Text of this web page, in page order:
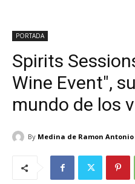
PORTADA
Spirits
Wine Event",
mundo de los
By Medina de Ramon Antonio